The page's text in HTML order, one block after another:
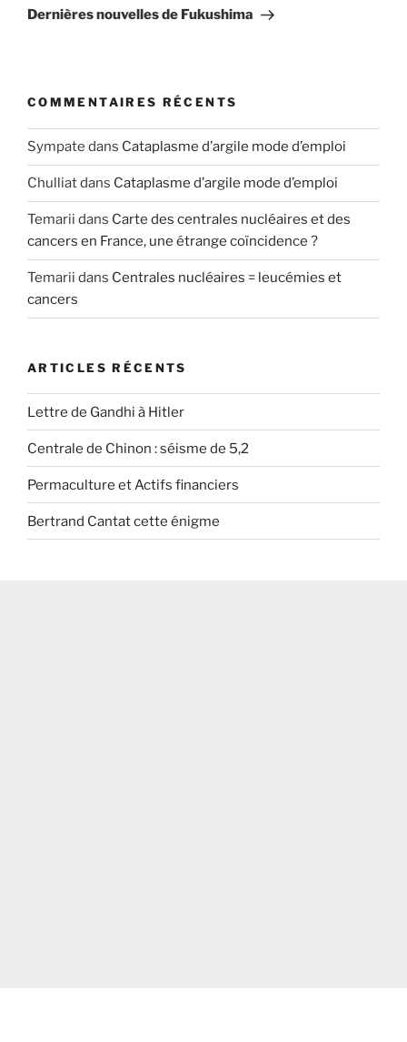
suivant
Dernières nouvelles de Fukushima
COMMENTAIRES RÉCENTS
Sympate dans Cataplasme d’argile mode d’emploi
Chulliatdans Cataplasme d’argile mode d’emploi
Temarii dans Carte des centrales nucléaires et des
cancers en France, une étrange coïncidence ?
Temarii dans Centrales nucléaires = leucémies et
cancers
ARTICLES RÉCENTS
Lettre de Gandhi à Hitler
Centrale de Chinon : séisme de 5,2
Permaculture et Actifs financiers
Bertrand Cantat cette énigme